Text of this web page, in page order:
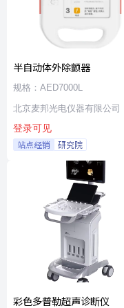
半自动体外除颤器
规格：AED7000L
北京麦邦光电仪器有限公司
登录可见
站点经销 研究院
彩色多普勒超声诊断仪